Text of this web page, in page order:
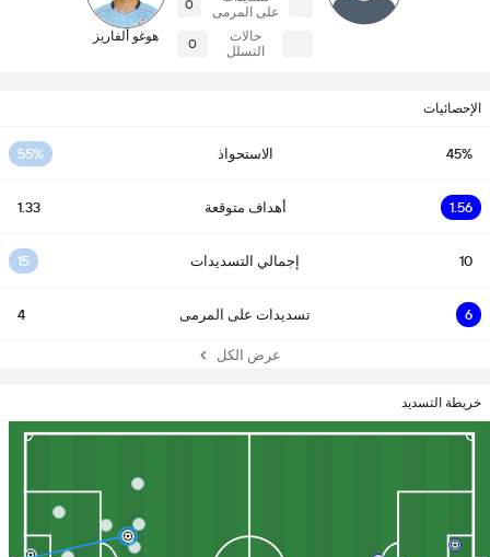
على المرمى
0
حالات
التسلل
0 هوغو ألفاريز
الإحصائيات
45% الاستحواذ 55%
1.56 أهداف متوقعة 1.33
10 إجمالي التسديدات 15
6 تسديدات على المرمى 4
عرض الكل
خريطة التسديد